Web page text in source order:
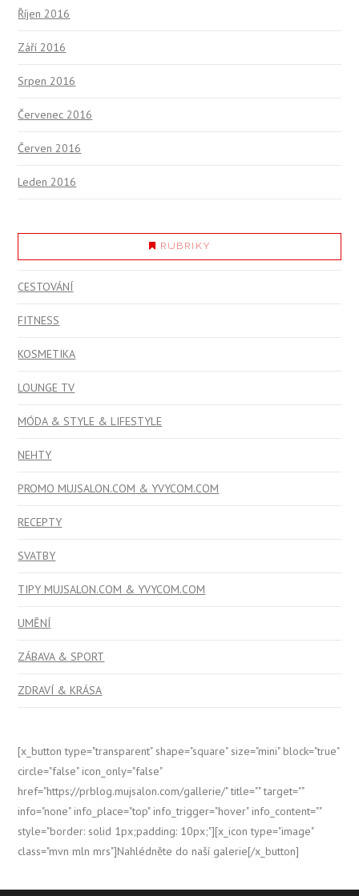
Říjen 2016
Září 2016
Srpen 2016
Červenec 2016
Červen 2016
Leden 2016
RUBRIKY
CESTOVÁNÍ
FITNESS
KOSMETIKA
LOUNGE TV
MÓDA & STYLE & LIFESTYLE
NEHTY
PROMO MUJSALON.COM & YVYCOM.COM
RECEPTY
SVATBY
TIPY MUJSALON.COM & YVYCOM.COM
UMĚNÍ
ZÁBAVA & SPORT
ZDRAVÍ & KRÁSA
[x_button type="transparent" shape="square" size="mini" block="true"
circle="false" icon_only="false"
href="https://prblog.mujsalon.com/gallerie/" title="" target=""
info="none" info_place="top" info_trigger="hover" info_content=""
style="border: solid 1px;padding: 10px;"][x_icon type="image"
class="mvn mln mrs"]Nahlédněte do naší galerie[/x_button]